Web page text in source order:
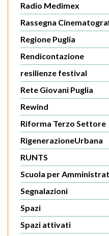
Radio Medimex
Rassegna
Regione Puglia
Rendicontazione
resilienze festival
Rete Giovani Puglia
Rewind
Riforma Terzo Settore
RigenerazioneUrbana
RUNTS
Scuola per
Segnalazioni
Spazi
Spazi attivati